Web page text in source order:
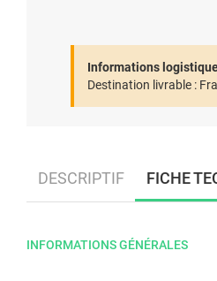
Informations
Destination livrable :
DESCRIPTIF FICHE
INFORMATIONS GÉNÉRALES